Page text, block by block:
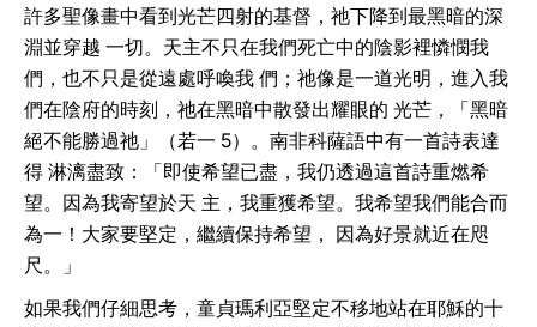
許多聖像畫中看到光芒四射的基督，祂下降到最黑暗的深
淵並穿越 一切。天主不只在我們死亡中的陰影裡憐憫我
們，也不只是從遠處呼喚我 們；祂像是一道光明，進入我
們在陰府的時刻，祂在黑暗中散發出耀眼的 光芒，「黑暗
絕不能勝過祂」（若一 5）。南非科薩語中有一首詩表達
得 淋漓盡致：「即使希望已盡，我仍透過這首詩重燃希
望。因為我寄望於天 主，我重獲希望。我希望我們能合而
為一！大家要堅定，繼續保持希望， 因為好景就近在咫
尺。」
如果我們仔細思考，童貞瑪利亞堅定不移地站在耶穌的十